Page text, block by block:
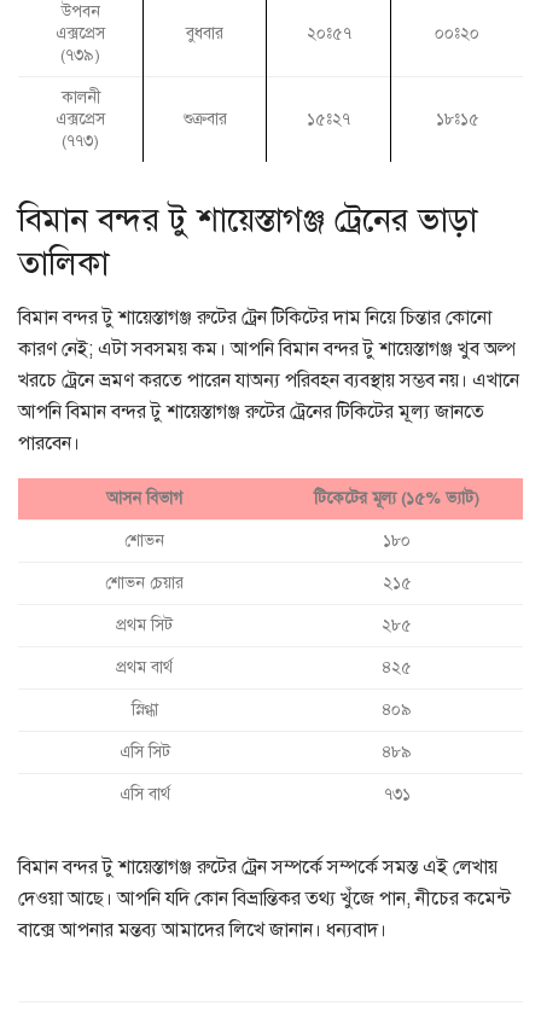
উপবন
এক্সপ্রেস
(৭৩৯)
বুধবার ২০ঃ৫৭ ০০ঃ২০
কালনী
এক্সপ্রেস
(৭৭৩)
শুক্রবার ১৫ঃ২৭ ১৮ঃ১৫
বিমান বন্দর টু শায়েস্তাগঞ্জ ট্রেনের ভাড়া
তালিকা
বিমান বন্দর টু শায়েস্তাগঞ্জ রুটের ট্রেন টিকিটের দাম নিয়ে চিন্তার কোনো
কারণ নেই; এটা সবসময় কম। আপনি বিমান বন্দর টু শায়েস্তাগঞ্জ খুব অল্প
খরচে ট্রেনে ভ্রমণ করতে পারেন যাঅন্য পরিবহন ব্যবস্থায় সম্ভব নয়। এখানে
আপনি বিমান বন্দর টু শায়েস্তাগঞ্জ রুটের ট্রেনের টিকিটের মূল্য জানতে
পারবেন।
আসন বিভাগ টিকেটের মূল্য (১৫% ভ্যাট)
শোভন ১৮০
শোভন চেয়ার ২১৫
প্রথম সিট ২৮৫
প্রথম বার্থ ৪২৫
স্নিগ্ধা ৪০৯
এসি সিট ৪৮৯
এসি বার্থ ৭৩১
বিমান বন্দর টু শায়েস্তাগঞ্জ রুটের ট্রেন সম্পর্কে সম্পর্কে সমস্ত এই লেখায়
দেওয়া আছে। আপনি যদি কোন বিভ্রান্তিকর তথ্য খুঁজে পান, নীচের কমেন্ট
বাক্সে আপনার মন্তব্য আমাদের লিখে জানান। ধন্যবাদ।